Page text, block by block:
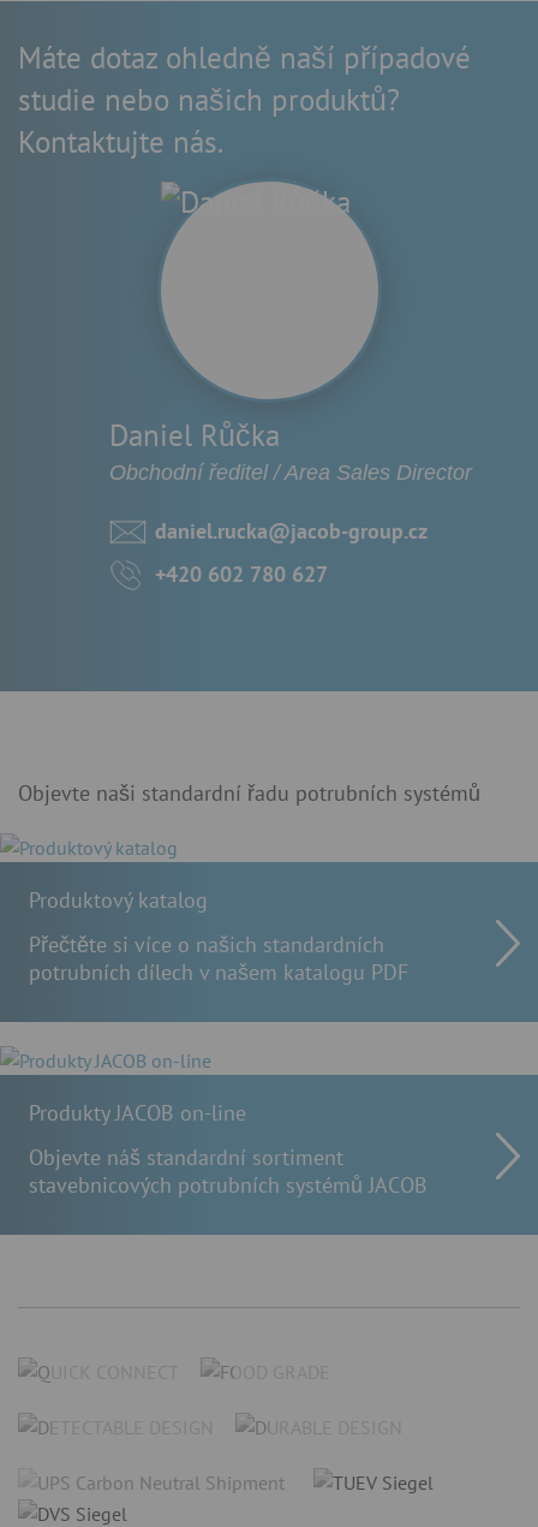
Máte dotaz ohledně naší případové
studie nebo našich produktů?
Kontaktujte nás.
Daniel Růčka
Obchodní ředitel / Area Sales Director
daniel.rucka@jacob-group.cz
+420 602 780 627
Objevte naši standardní řadu potrubních systémů
Produktový katalog
Přečtěte si více o našich standardních
potrubních dílech v našem katalogu PDF
Produkty JACOB on-line
Objevte náš standardní sortiment
stavebnicových potrubních systémů JACOB